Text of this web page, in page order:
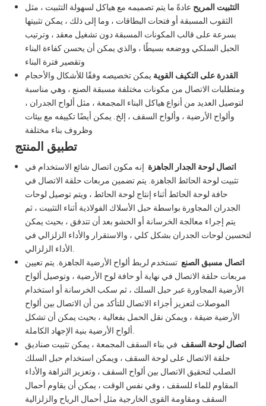
التثبيت المريح عادةً ما يتم تصميمه مع هياكل لسهولة التثبيت ، مثل
الثقوب المسبقة أو فتحات البطاقات ، وما إلى ذلك ، يمكن تثبيتها
بسرعة على قالب المكونات المسبقة دون تشغيل معقد ، وترتيب
الحبل السلكي ووضعه بسيطًا ، والذي يمكن أن يحسن كفاءة البناء
القدرة على التكيف القوية يمكن تخصيصه وفقًا للأشكال والأحجام
ومتطلبات الاتصال من مكونات مختلفة مسبقة الصنع ، وهي مناسبة
لتوصيل العديد من أنواع هياكل البناء المجمعة ، مثل ألواح الجدران ،
وألواح الأرضية ، وألواح السقف ، إلخ. يمكن أيضًا تكييفه مع بيئات
تطبيق المنتج
اتصال لوحة الجدار الجاهزة إنه مكون اتصال شائع الاستخدام في
تثبيت لوحة الحائط الجاهزة. يتم تضمين مربعات حلقة الاتصال في
حافة لوحة الحائط أثناء إنتاج لوحة الحائط ، ويتم توصيل لوحات
الجدران المجاورة بواسطة حبل الأسلاك الفولاذية أثناء التثبيت ، ثم
يتم إجراء معالجة الخرسانة أو الحشو بعد أن تتدفق ، بحيث يمكن
لتحسين لوحات الجدران بشكل كلي ، والاستقرار والأداء الزلزالي في
الأداء الزلزالي.
اتصال مسبق الصنعتستخدم لربط ألواح الأرضية الجاهزة. يتم تعيين
مربعات حلقة الاتصال في نهاية أو حافة لوح الأرضية ، وتوصيل ألواح
الأرضية المجاورة عبر حبل السلك ، ثم سكب الخرسانة أو استخدام
الموصلات لتعزيز أجزاء الاتصال للتأكد من أن الاتصال بين ألواح
الأرضية ضيقة ، ويمكن نقل الحمل بفعالية ، بحيث يمكن أن تشكل
ألواح الأرضية بنية الإجهاد الكاملة.
اتصال لوحة السقف في بناء السقف المجمعة ، يمكن تثبيت صناديق
حلقة الاتصال على لوحة السقف ، ويمكن استخدام حبل السلك
الصلب لتحقيق الاتصال بين ألواح السقف ، وتعزيز النزاهة والأداء
المقاوم للماء للسقف ، وفي نفس الوقت ، يمكن أن يقاوم أحمال
السقف ومقاومة القوى الخارجية مثل أحمال الرياح والزلزالية